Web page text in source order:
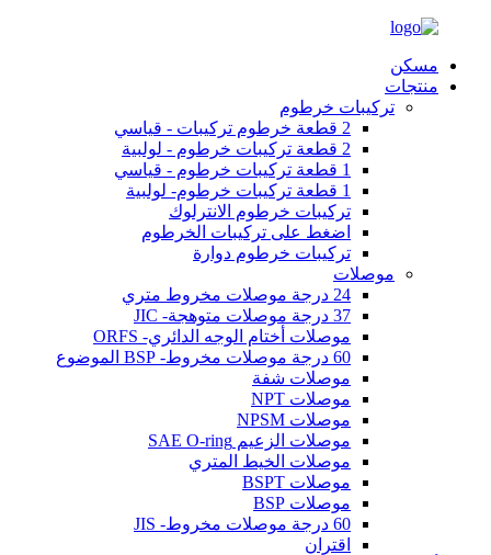
مسكن
منتجات
تركيبات خرطوم
2 قطعة خرطوم تركيبات - قياسي
2 قطعة تركيبات خرطوم - لولبية
1 قطعة تركيبات خرطوم - قياسي
1 قطعة تركيبات خرطوم- لولبية
تركيبات خرطوم الانترلوك
اضغط على تركيبات الخرطوم
تركيبات خرطوم دوارة
موصلات
24 درجة موصلات مخروط متري
37 درجة موصلات متوهجة- JIC
موصلات أختام الوجه الدائري- ORFS
60 درجة موصلات مخروط- BSP الموضوع
موصلات شفة
موصلات NPT
موصلات NPSM
موصلات الزعيم SAE O-ring
موصلات الخيط المتري
موصلات BSPT
موصلات BSP
60 درجة موصلات مخروط- JIS
اقتران